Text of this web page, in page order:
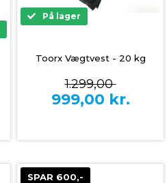
På lager
Toorx Vægtvest - 20 kg
1.299,00
999,00 kr.
SPAR 600,-